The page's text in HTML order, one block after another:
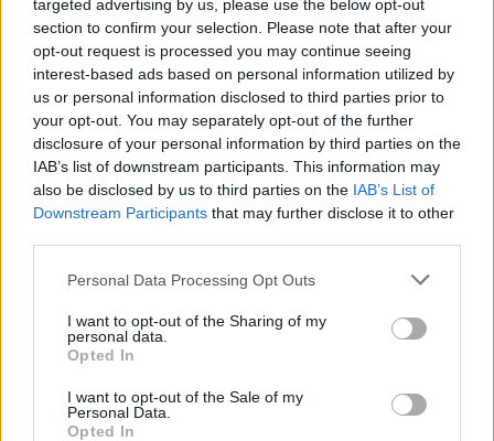
targeted advertising by us, please use the below opt-out
section to confirm your selection. Please note that after your
opt-out request is processed you may continue seeing
interest-based ads based on personal information utilized by
us or personal information disclosed to third parties prior to
your opt-out. You may separately opt-out of the further
disclosure of your personal information by third parties on the
IAB’s list of downstream participants. This information may
also be disclosed by us to third parties on the IAB’s List of
Downstream Participants that may further disclose it to other
Personal Data Processing Opt Outs
I want to opt-out of the Sharing of my
personal data.
Opted In
I want to opt-out of the Sale of my
Personal Data.
Opted In
Krónika
Meddig használható még a
régi személyi?
Székely Sport
készült a Farul ellen az FK
Sándor Ella: Na, indíts, s
menjünk!